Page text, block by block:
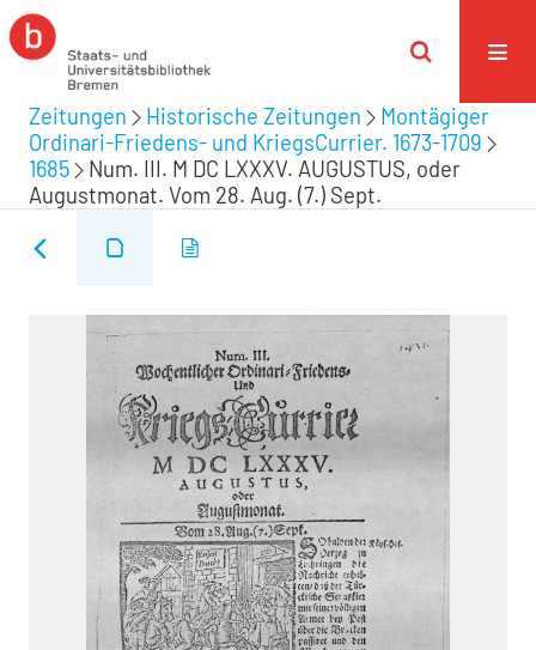
Zeitungen Historische Zeitungen
Montägiger
Ordinari-Friedens- und KriegsCurrier. 1673-1709
1685
Num. III. M DC LXXXV. AUGUSTUS, oder
Augustmonat. Vom 28. Aug. (7.) Sept.